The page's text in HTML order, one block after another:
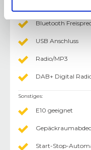
Bluetooth
USB Anschluss
Radio/MP3
DAB+ Digital
Sonstiges:
E10 geeignet
Start-Stop-